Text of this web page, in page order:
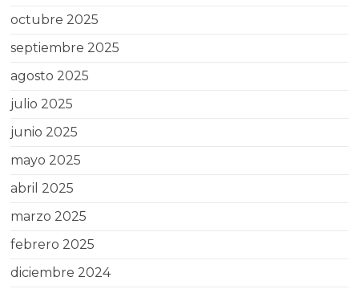
octubre 2025
septiembre 2025
agosto 2025
julio 2025
junio 2025
mayo 2025
abril 2025
marzo 2025
febrero 2025
diciembre 2024